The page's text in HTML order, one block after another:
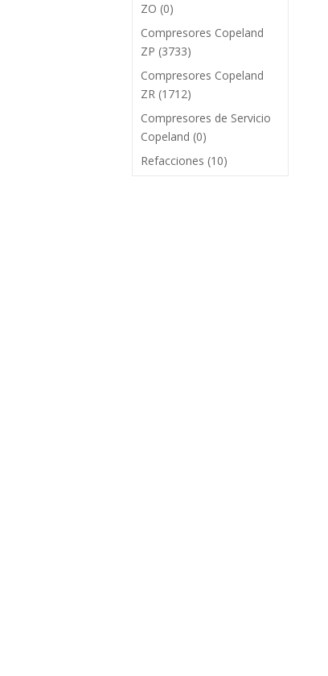
ZO (0)
Compresores Copeland
ZP (3733)
Compresores Copeland
ZR (1712)
Compresores de Servicio
Copeland (0)
Refacciones (10)